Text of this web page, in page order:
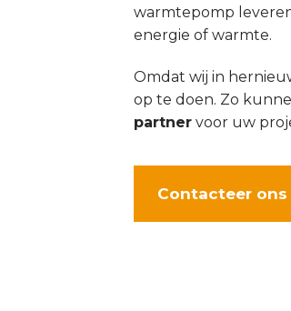
warmtepomp
energie of warmte.
Omdat wij in
op te doen. Zo
partner voor uw
Contacteer ons